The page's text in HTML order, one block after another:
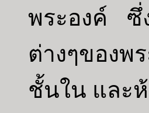
พระองค์ ซึ่
ต่างๆของ
ชั้นใน และ